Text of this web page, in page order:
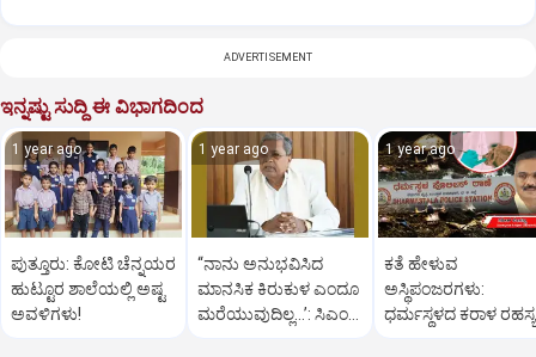
ADVERTISEMENT
ಇನ್ನಷ್ಟು ಸುದ್ದಿ ಈ ವಿಭಾಗದಿಂದ
1 year ago
ಪುತ್ತೂರು: ಕೋಟಿ ಚೆನ್ನಯರ
ಹುಟ್ಟೂರ ಶಾಲೆಯಲ್ಲಿ ಅಷ್ಟ
ಅವಳಿಗಳು!
1 year ago
“ನಾನು ಅನುಭವಿಸಿದ
ಮಾನಸಿಕ ಕಿರುಕುಳ ಎಂದೂ
ಮರೆಯುವುದಿಲ್ಲ…’: ಸಿಎಂ
1 year ago
ಕತೆ ಹೇಳುವ
ಅಸ್ಥಿಪಂಜರಗಳು:
ಧರ್ಮಸ್ಥಳದ‌ ಕರಾಳ ರಹಸ್ಯ